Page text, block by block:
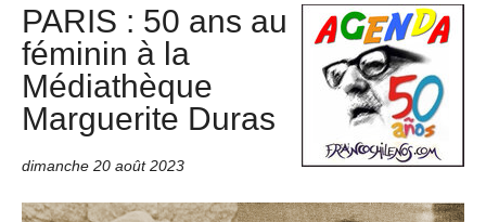
PARIS : 50 ans au
féminin à la
Médiathèque
Marguerite Duras
dimanche 20 août 2023